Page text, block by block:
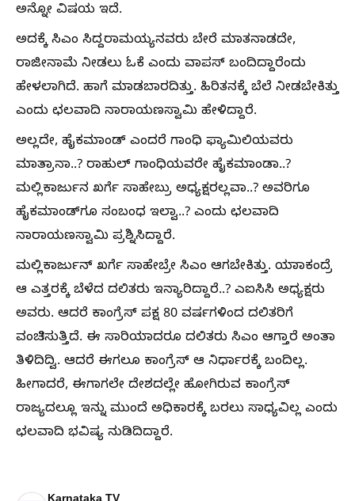
ಅನ್ನೋ ವಿಷಯ ಇದೆ.
ಅದಕ್ಕೆ ಸಿಎಂ ಸಿದ್ದರಾಮಯ್ಯನವರು ಬೇರೆ ಮಾತನಾಡದೇ,
ರಾಜೀನಾಮೆ ನೀಡಲು ಓಕೆ ಎಂದು ವಾಪಸ್ ಬಂದಿದ್ದಾರೆಂದು
ಹೇಳಲಾಗಿದೆ. ಹಾಗೆ ಮಾಡಬಾರದಿತ್ತು. ಹಿರಿತನಕ್ಕೆ ಬೆಲೆ ನೀಡಬೇಕಿತ್ತು
ಎಂದು ಛಲವಾದಿ ನಾರಾಯಣಸ್ವಾಮಿ ಹೇಳಿದ್ದಾರೆ.
ಅಲ್ಲದೇ, ಹೈಕಮಾಂಡ್ ಎಂದರೆ ಗಾಂಧಿ ಫ್ಯಾಮಿಲಿಯವರು
ಮಾತ್ರಾನಾ..? ರಾಹುಲ್ ಗಾಂಧಿಯವರೇ ಹೈಕಮಾಂಡಾ..?
ಮಲ್ಲಿಕಾರ್ಜುನ ಖರ್ಗೆ ಸಾಹೇಬ್ರು ಅಧ್ಯಕ್ಷರಲ್ಲವಾ..? ಅವರಿಗೂ
ಹೈಕಮಾಂಡ್‌ಗೂ ಸಂಬಂಧ ಇಲ್ವಾ..? ಎಂದು ಛಲವಾದಿ
ನಾರಾಯಣಸ್ವಾಮಿ ಪ್ರಶ್ನಿಸಿದ್ದಾರೆ.
ಮಲ್ಲಿಕಾರ್ಜುನ್ ಖರ್ಗೆ ಸಾಹೇಬ್ರೇ ಸಿಎಂ ಆಗಬೇಕಿತ್ತು. ಯಾಾಕಂದ್ರೆ
ಆ ಎತ್ತರಕ್ಕೆ ಬೆಳೆದ ದಲಿತರು ಇನ್ಯಾರಿದ್ದಾರೆ..? ಎಐಸಿಸಿ ಅಧ್ಯಕ್ಷರು
ಅವರು. ಆದರೆ ಕಾಂಗ್ರೆಸ್ ಪಕ್ಷ 80 ವರ್ಷಗಳಿಂದ ದಲಿತರಿಗೆ
ವಂಚಿಸುತ್ತಿದೆ. ಈ ಸಾರಿಯಾದರೂ ದಲಿತರು ಸಿಎಂ ಆಗ್ತಾರೆ ಅಂತಾ
ತಿಳಿದಿದ್ವಿ. ಆದರೆ ಈಗಲೂ ಕಾಂಗ್ರೆಸ್ ಆ ನಿರ್ಧಾರಕ್ಕೆ ಬಂದಿಲ್ಲ.
ಹೀಗಾದರೆ, ಈಗಾಗಲೇ ದೇಶದಲ್ಲೇ ಹೋಗಿರುವ ಕಾಂಗ್ರೆಸ್
ರಾಜ್ಯದಲ್ಲೂ ಇನ್ನು ಮುಂದೆ ಅಧಿಕಾರಕ್ಕೆ ಬರಲು ಸಾಧ್ಯವಿಲ್ಲ ಎಂದು
ಛಲವಾದಿ ಭವಿಷ್ಯ ನುಡಿದಿದ್ದಾರೆ.